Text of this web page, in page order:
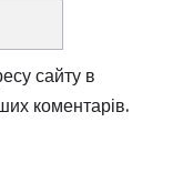
сайту в
коментарів.